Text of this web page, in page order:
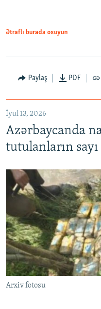
Ətraflı burada oxuyun
Paylaş PDF
İyul 13, 2026
Azərbaycanda
tutulanların sayı
Arxiv fotosu